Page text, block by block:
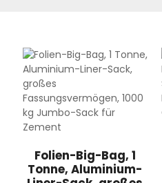
Folien-Big-Bag, 1
Tonne, Aluminium-